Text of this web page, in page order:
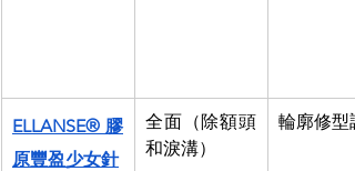
ELLANSE® 膠
原豐盈少女針
全面（除額頭
和淚溝）
輪廓修型